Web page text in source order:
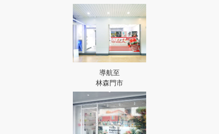
導航至
林森門市